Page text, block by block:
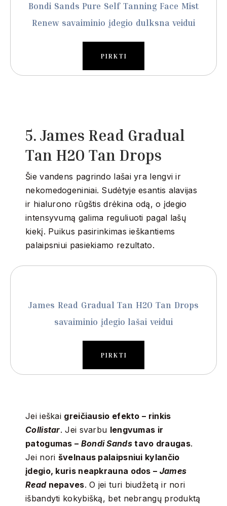
Bondi Sands Pure Self Tanning Face Mist
Renew savaiminio įdegio dulksna veidui
PIRKTI
5. James Read Gradual
Tan H2O Tan Drops
Šie vandens pagrindo lašai yra lengvi ir
nekomedogeniniai. Sudėtyje esantis alavijas
ir hialurono rūgštis drėkina odą, o įdegio
intensyvumą galima reguliuoti pagal lašų
kiekį. Puikus pasirinkimas ieškantiems
palaipsniui pasiekiamo rezultato.
James Read Gradual Tan H2O Tan Drops
savaiminio įdegio lašai veidui
PIRKTI
Jei ieškai greičiausio efekto – rinkis
Collistar. Jei svarbu lengvumas ir
patogumas – Bondi Sandstavo draugas.
Jei nori švelnaus palaipsniui kylančio
įdegio, kuris neapkrauna odos – James
Readnepaves. O jei turi biudžetą ir nori
išbandyti kokybišką, bet nebrangų produktą